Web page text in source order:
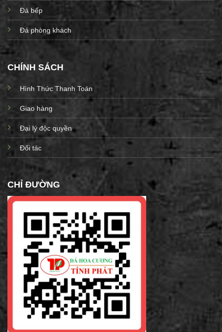
Đá bếp
Đá phòng khách
CHÍNH SÁCH
Hình Thức Thanh Toán
Giao hàng
Đại lý độc quyền
Đối tác
CHỈ ĐƯỜNG